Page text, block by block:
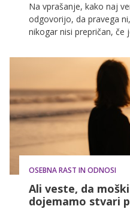
Na vprašanje, kako naj
odgovorijo, da pravega
nikogar nisi prepričan, če
definicijo in hkrati
OSEBNA RAST IN ODNOSI
Ali veste, da
dojemamo stvari